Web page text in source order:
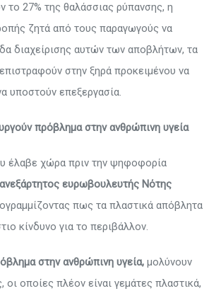
το 27% της θαλάσσιας ρύπανσης, η
ζητά από τους παραγωγούς να
διαχείρισης αυτών των αποβλήτων, τα
στην ξηρά προκειμένου να
υποστούν επεξεργασία.
πρόβλημα στην ανθρώπινη υγεία
έλαβε χώρα πριν την ψηφοφορία
ανεξάρτητος ευρωβουλευτής Νότης
πως τα πλαστικά απόβλητα
κίνδυνο για το περιβάλλον.
στην ανθρώπινη υγεία, μολύνουν
οι οποίες πλέον είναι γεμάτες πλαστικά,